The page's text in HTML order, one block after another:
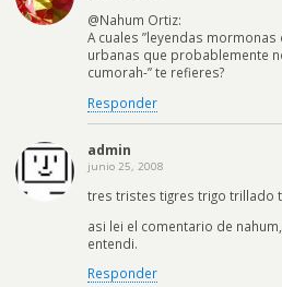
@Nahum Ortiz:
A cuales ”leyendas
urbanas que probablemente
cumorah-” te refieres?
Responder
admin
junio 25, 2008
tres tristes tigres trigo trillado
asi lei el comentario de
entendi.
Responder